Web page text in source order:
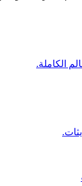
الكاملة.